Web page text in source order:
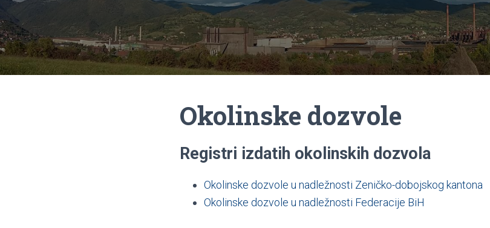
Okolinske dozvole
Registri izdatih okolinskih dozvola
Okolinske dozvole u nadležnosti Zeničko-dobojskog kantona
Okolinske dozvole u nadležnosti Federacije BiH